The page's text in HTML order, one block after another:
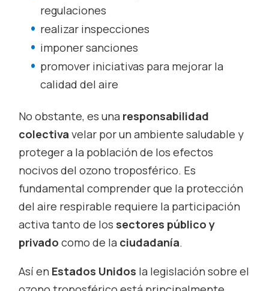
regulaciones
realizar inspecciones
imponer sanciones
promover iniciativas para mejorar la
calidad del aire
No obstante, es una responsabilidad
colectivavelar por un ambiente saludable y
proteger a la población de los efectos
nocivos del ozono troposférico. Es
fundamental comprender que la protección
del aire respirable requiere la participación
activa tanto de los sectores público y
privado como de la ciudadanía.
Así en Estados Unidos la legislación sobre el